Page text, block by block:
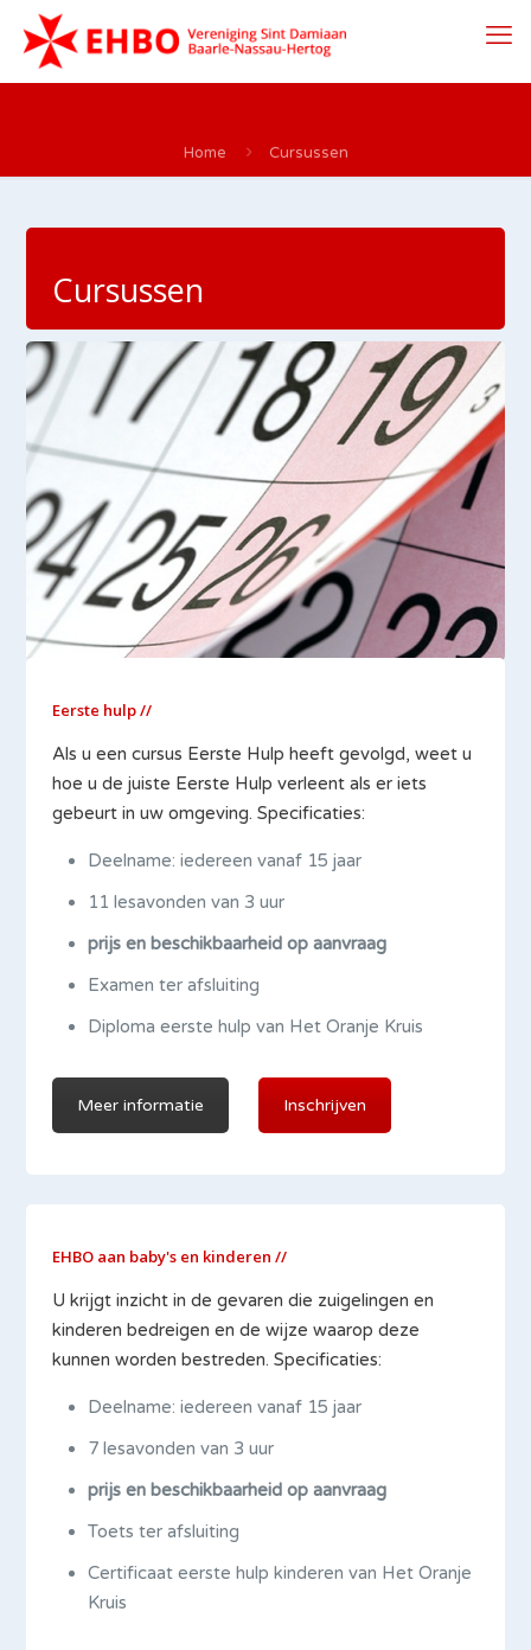
Home Cursussen
Cursussen
Eerste hulp //
Als u een cursus Eerste Hulp heeft gevolgd, weet u
hoe u de juiste Eerste Hulp verleent als er iets
gebeurt in uw omgeving. Specificaties:
Deelname: iedereen vanaf 15 jaar
11 lesavonden van 3 uur
prijs en beschikbaarheid op aanvraag
Examen ter afsluiting
Diploma eerste hulp van Het Oranje Kruis
Meer informatie Inschrijven
EHBO aan baby's en kinderen //
U krijgt inzicht in de gevaren die zuigelingen en
kinderen bedreigen en de wijze waarop deze
kunnen worden bestreden. Specificaties:
Deelname: iedereen vanaf 15 jaar
7 lesavonden van 3 uur
prijs en beschikbaarheid op aanvraag
Toets ter afsluiting
Certificaat eerste hulp kinderen van Het Oranje
Kruis